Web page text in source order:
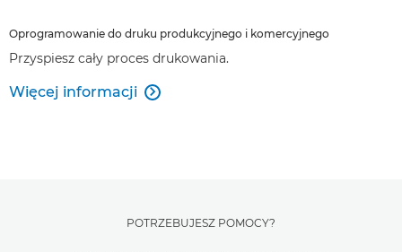
Oprogramowanie do druku produkcyjnego i komercyjnego
Przyspiesz cały proces drukowania.
Więcej informacji 
POTRZEBUJESZ POMOCY?